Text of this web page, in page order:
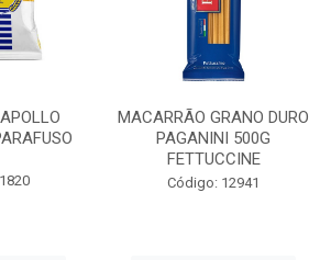
MACARRÃO GRANO DURO
PAGANINI 500G
FETTUCCINE
Código: 12941